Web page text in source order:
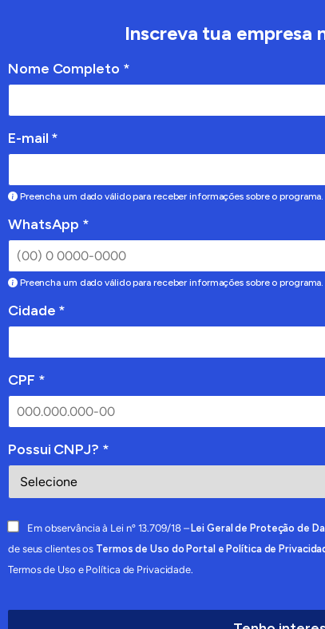
Inscreva tua empresa
Nome Completo *
E-mail *
Preencha um dado válido para receber informações sobre o programa.
WhatsApp *
Preencha um dado válido para receber informações sobre o programa.
Cidade *
CPF *
Possui CNPJ? *
Em observância à Lei nº 13.709/18 – Lei Geral de Proteção de
de seus clientes os Termos de Uso do Portal e Política de
Termos de Uso e Política de Privacidade.